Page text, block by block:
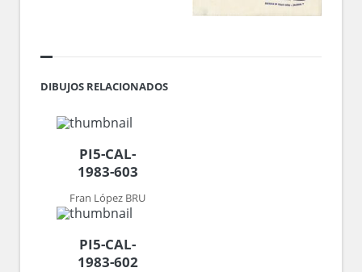
DIBUJOS RELACIONADOS
PI5-CAL-
1983-603
Fran López BRU
PI5-CAL-
1983-602